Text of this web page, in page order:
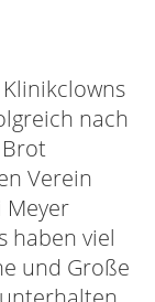
nach
Verein
Meyer
haben viel
und Große